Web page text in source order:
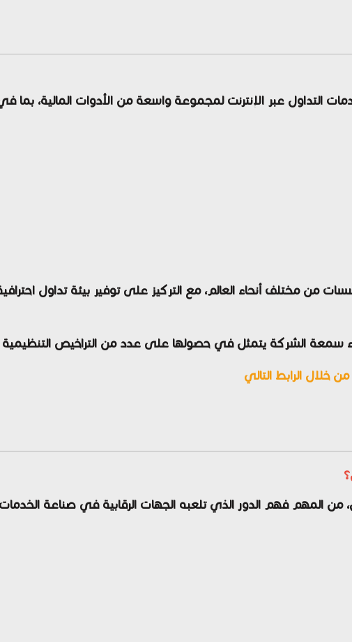
من مختلف أنحاء العالم، مع التركيز على توفير بيئة تداول احترافية
سمعة الشركة يتمثل في حصولها على عدد من التراخيص